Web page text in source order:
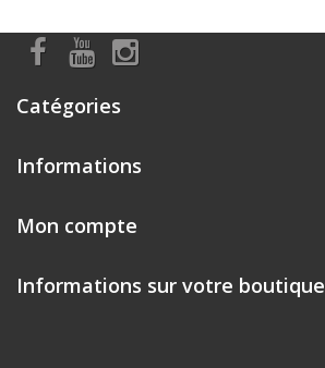
Catégories
Informations
Mon compte
Informations sur votre boutique